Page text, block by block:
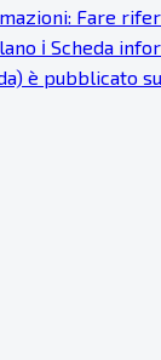
Fare
ℹ Scheda
è pubblicato